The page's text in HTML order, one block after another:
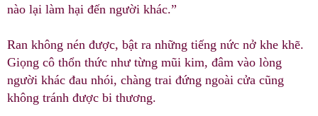
nào lại làm hại đến người khác.”
Ran không nén được, bật ra những tiếng nức nở khe khẽ.
Giọng cô thổn thức như từng mũi kim, đâm vào lòng
người khác đau nhói, chàng trai đứng ngoài cửa cũng
không tránh được bi thương.